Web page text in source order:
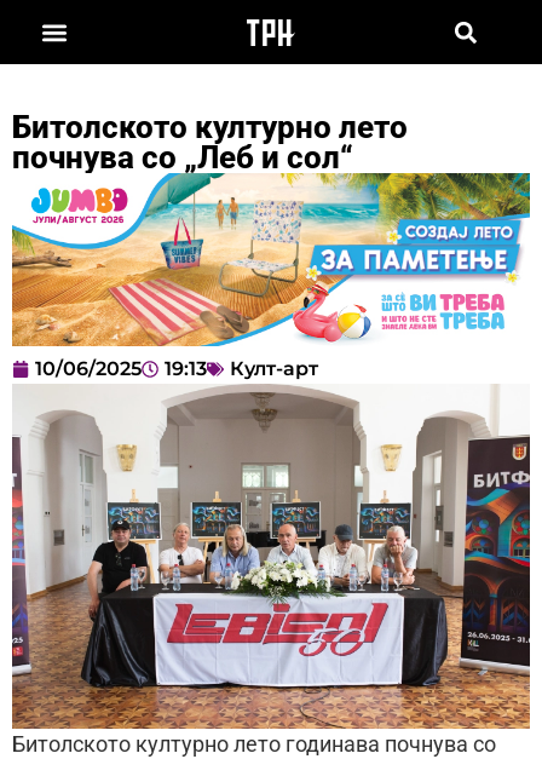
Битолското културно лето
почнува со „Леб и сол“
10/06/2025 19:13 Култ-арт
Битолското културно лето годинава почнува со